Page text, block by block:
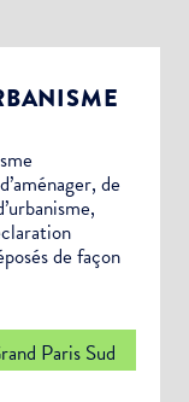
de
de façon
Paris Sud